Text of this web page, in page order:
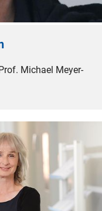
Michael Meyer-